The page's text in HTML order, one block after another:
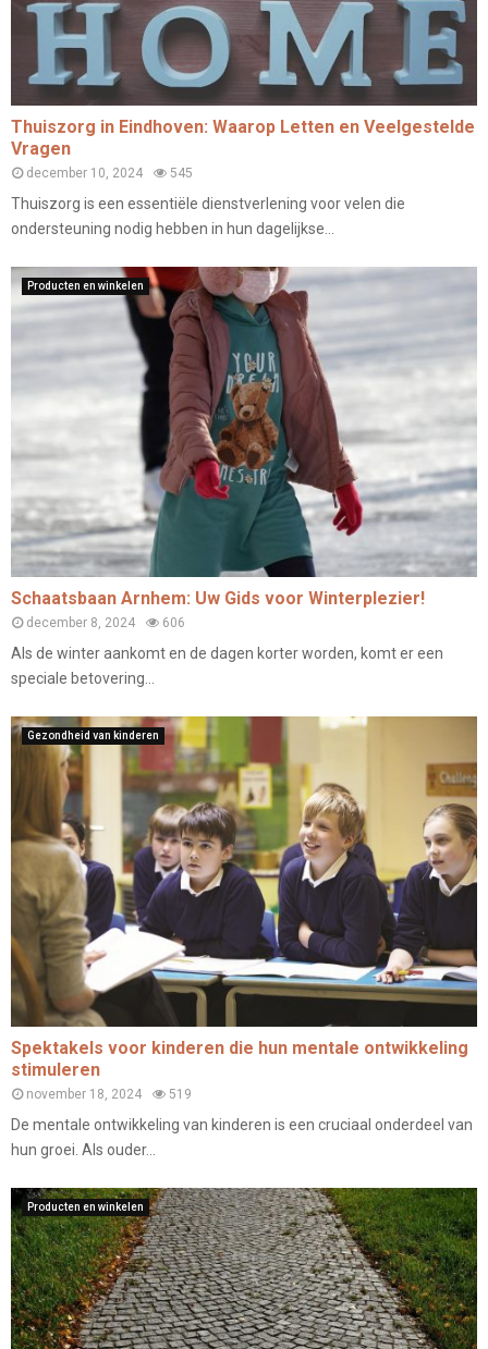
Thuiszorg in Eindhoven: Waarop Letten en Veelgestelde
Vragen
december 10, 2024 545
Thuiszorg is een essentiële dienstverlening voor velen die
ondersteuning nodig hebben in hun dagelijkse...
Producten en winkelen
Schaatsbaan Arnhem: Uw Gids voor Winterplezier!
december 8, 2024 606
Als de winter aankomt en de dagen korter worden, komt er een
speciale betovering...
Gezondheid van kinderen
Spektakels voor kinderen die hun mentale ontwikkeling
stimuleren
november 18, 2024 519
De mentale ontwikkeling van kinderen is een cruciaal onderdeel van
hun groei. Als ouder...
Producten en winkelen